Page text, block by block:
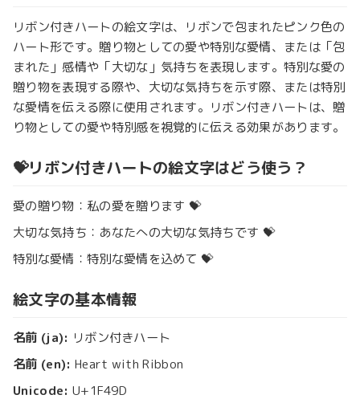
リボン付きハートの絵文字は、リボンで包まれたピンク色の
ハート形です。贈り物としての愛や特別な愛情、または「包
まれた」感情や「大切な」気持ちを表現します。特別な愛の
贈り物を表現する際や、大切な気持ちを示す際、または特別
な愛情を伝える際に使用されます。リボン付きハートは、贈
り物としての愛や特別感を視覚的に伝える効果があります。
💝リボン付きハートの絵文字はどう使う？
愛の贈り物：私の愛を贈ります 💝
大切な気持ち：あなたへの大切な気持ちです 💝
特別な愛情：特別な愛情を込めて 💝
絵文字の基本情報
名前 (ja): リボン付きハート
名前 (en): Heart with Ribbon
Unicode: U+1F49D